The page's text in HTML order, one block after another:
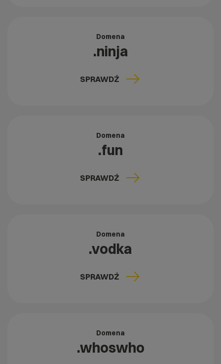
Domena
.ninja
SPRAWDŹ
Domena
.fun
SPRAWDŹ
Domena
.vodka
SPRAWDŹ
Domena
.whoswho